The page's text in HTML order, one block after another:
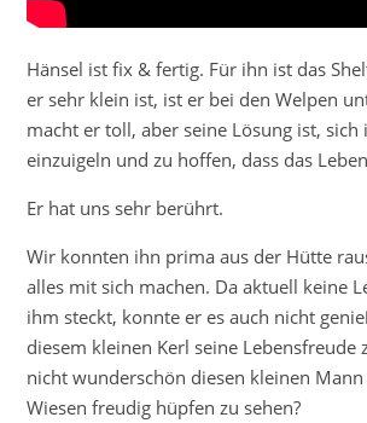
Hänsel ist fix & fertig. Für ihn ist das
er sehr klein ist, ist er bei den Welpen
macht er toll, aber seine Lösung ist, sich
einzuigeln und zu hoffen, dass das
Er hat uns sehr berührt.
Wir konnten ihn prima aus der Hütte
alles mit sich machen. Da aktuell keine
ihm steckt, konnte er es auch nicht
diesem kleinen Kerl seine Lebensfreude
nicht wunderschön diesen kleinen Mann
Wiesen freudig hüpfen zu sehen?